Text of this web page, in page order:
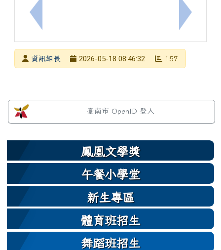
上一筆：2026澳洲AMC 數學分級能力測驗下一筆：
發布者資訊組長
2026-05-18 08:46:32 157
左邊區域內容
臺南市 OpenID 登入
鳳凰文學獎
午餐小學堂
新生專區
體育班招生
舞蹈班招生